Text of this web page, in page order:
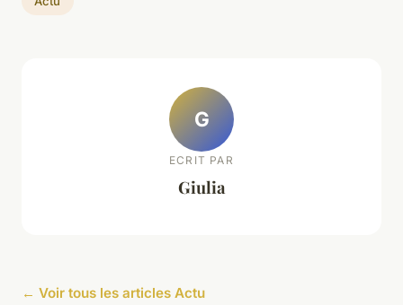
G
ECRIT PAR
Giulia
← Voir tous les articles Actu